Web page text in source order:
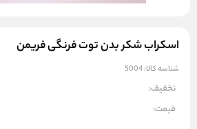
اسکراب شکر بدن توت فرنگی فریمن
شناسه کالا:5004
تخفیف:
قیمت: